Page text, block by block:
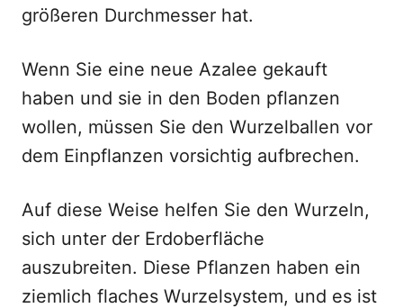
größeren Durchmesser hat.
Wenn Sie eine neue Azalee gekauft
haben und sie in den Boden pflanzen
wollen, müssen Sie den Wurzelballen vor
dem Einpflanzen vorsichtig aufbrechen.
Auf diese Weise helfen Sie den Wurzeln,
sich unter der Erdoberfläche
auszubreiten. Diese Pflanzen haben ein
ziemlich flaches Wurzelsystem, und es ist